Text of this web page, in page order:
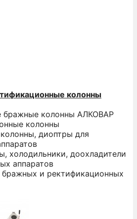
колонны
бражные колонны АЛКОВАР
колонны
диоптры для
холодильники, доохладители
аппаратов
бражных и ректификационных